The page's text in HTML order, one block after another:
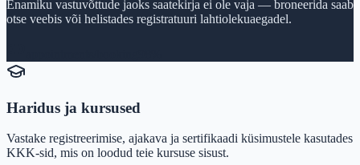
Enamiku vastuvõttude jaoks saatekirja ei ole vaja — broneerida saab
otse veebis või helistades registratuuri lahtiolekuaegadel.
Haridus ja kursused
Vastake registreerimise, ajakava ja sertifikaadi küsimustele kasutades
KKK-sid, mis on loodud teie kursuse sisust.